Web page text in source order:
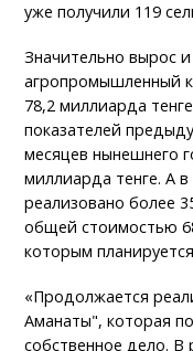
уже получили 119
Значительно вырос
агропромышленный
78,2 миллиарда
показателей
месяцев нынешнего
миллиарда тенге. А
реализовано более
общей стоимостью
которым
«Продолжается
Аманаты", которая
собственное дело. В